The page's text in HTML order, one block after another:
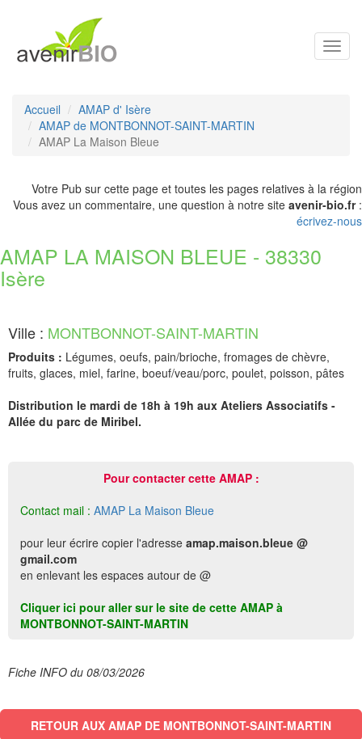
Accueil
AMAP d' Isère
AMAP de MONTBONNOT-SAINT-MARTIN
AMAP La Maison Bleue
Votre Pub sur cette page et toutes les pages relatives à la région
Vous avez un commentaire, une question à notre site avenir-bio.fr:
écrivez-nous
AMAP LA MAISON BLEUE - 38330
Isère
Ville : MONTBONNOT-SAINT-MARTIN
Produits : Légumes, oeufs, pain/brioche, fromages de chèvre,
fruits, glaces, miel, farine, boeuf/veau/porc, poulet, poisson, pâtes
Distribution le mardi de 18h à 19h aux Ateliers Associatifs -
Allée du parc de Miribel.
Pour contacter cette AMAP :
Contact mail : AMAP La Maison Bleue
pour leur écrire copier l'adresse amap.maison.bleue @
gmail.com
en enlevant les espaces autour de @
Cliquer ici pour aller sur le site de cette AMAP à
MONTBONNOT-SAINT-MARTIN
Fiche INFO du 08/03/2026
RETOUR AUX AMAP DE MONTBONNOT-SAINT-MARTIN